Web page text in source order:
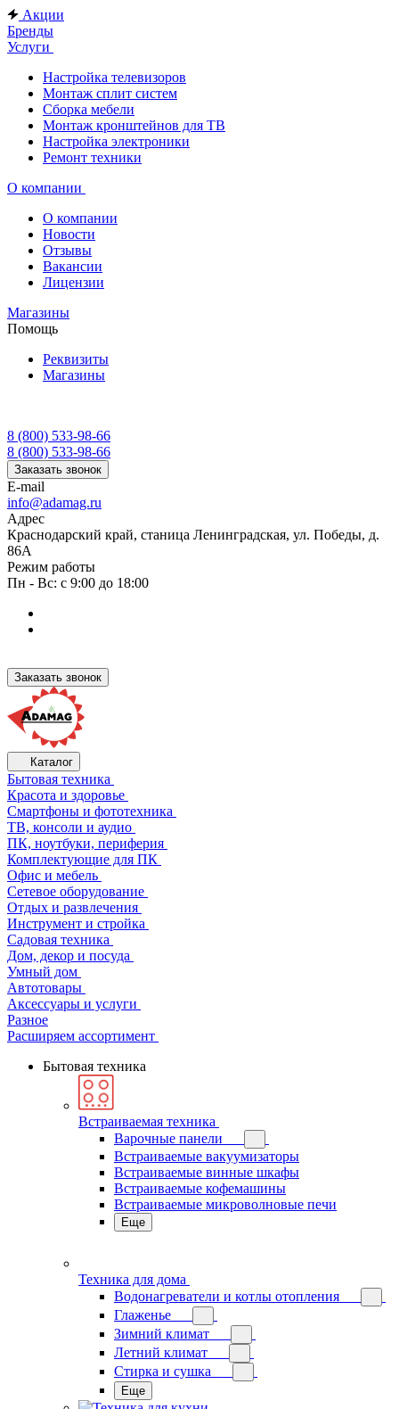
Акции
Бренды
Услуги
Настройка телевизоров
Монтаж сплит систем
Сборка мебели
Монтаж кронштейнов для ТВ
Настройка электроники
Ремонт техники
О компании
О компании
Новости
Отзывы
Вакансии
Лицензии
Магазины
Помощь
Реквизиты
Магазины
8 (800) 533-98-66
8 (800) 533-98-66
Заказать звонок
E-mail
info@adamag.ru
Адрес
Краснодарский край, станица Ленинградская, ул. Победы, д.
86А
Режим работы
Пн - Вс: с 9:00 до 18:00
Заказать звонок
Каталог
Бытовая техника
Красота и здоровье
Смартфоны и фототехника
ТВ, консоли и аудио
ПК, ноутбуки, периферия
Комплектующие для ПК
Офис и мебель
Сетевое оборудование
Отдых и развлечения
Инструмент и стройка
Садовая техника
Дом, декор и посуда
Умный дом
Автотовары
Аксессуары и услуги
Разное
Расширяем ассортимент
Бытовая техника
Встраиваемая техника
Варочные панели
Встраиваемые вакуумизаторы
Встраиваемые винные шкафы
Встраиваемые кофемашины
Встраиваемые микроволновые печи
Еще
Техника для дома
Водонагреватели и котлы отопления
Глаженье
Зимний климат
Летний климат
Стирка и сушка
Еще